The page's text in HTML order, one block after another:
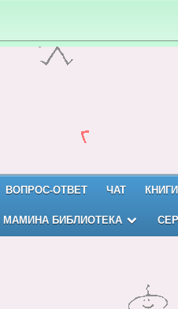
ВОПРОС-ОТВЕТ ЧАТ КНИГИ
МАМИНА БИБЛИОТЕКА